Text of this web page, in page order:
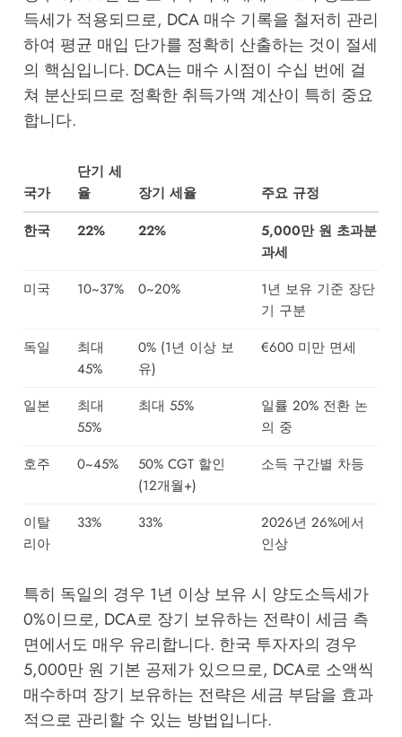
득세가 적용되므로, DCA 매수 기록을 철저히 관리
하여 평균 매입 단가를 정확히 산출하는 것이 절세
의 핵심입니다. DCA는 매수 시점이 수십 번에 걸
쳐 분산되므로 정확한 취득가액 계산이 특히 중요
합니다.
국가
단기 세
율
장기 세율
주요 규정
한국
22% 22%
5,000만 원 초과분
과세
미국
10~37% 0~20%
1년 보유 기준 장단
기 구분
독일
최대
45%
0% (1년 이상 보
유)
€600 미만 면세
일본
최대
55%
최대 55%
일률 20% 전환 논
의 중
호주
0~45%
50% CGT 할인
(12개월+)
소득 구간별 차등
이탈
리아
33% 33%
2026년 26%에서
인상
특히 독일의 경우 1년 이상 보유 시 양도소득세가
0%이므로, DCA로 장기 보유하는 전략이 세금 측
면에서도 매우 유리합니다. 한국 투자자의 경우
5,000만 원 기본 공제가 있으므로, DCA로 소액씩
매수하며 장기 보유하는 전략은 세금 부담을 효과
적으로 관리할 수 있는 방법입니다.